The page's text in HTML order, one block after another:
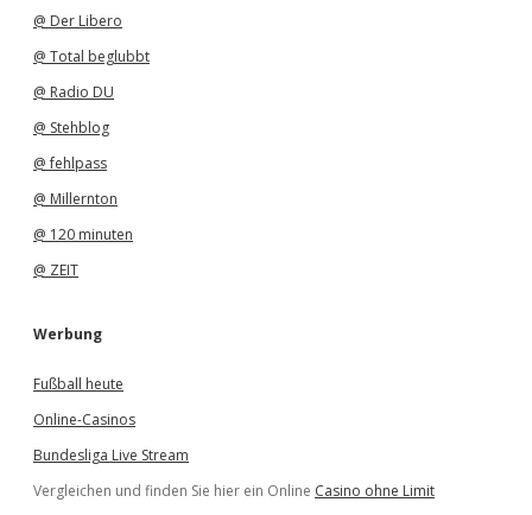
@ Der Libero
@ Total beglubbt
@ Radio DU
@ Stehblog
@ fehlpass
@ Millernton
@ 120 minuten
@ ZEIT
Werbung
Fußball heute
Online-Casinos
Bundesliga Live Stream
Vergleichen und finden Sie hier ein Online Casino ohne Limit